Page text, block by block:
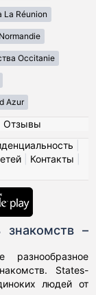
La Réunion
Occitanie
Azur
Отзывы
| Контакты
знакомств –
States-
людей от